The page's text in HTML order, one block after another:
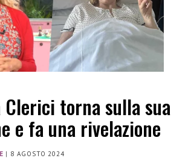
torna sulla sua
e fa una rivelazione
| 8 AGOSTO 2024